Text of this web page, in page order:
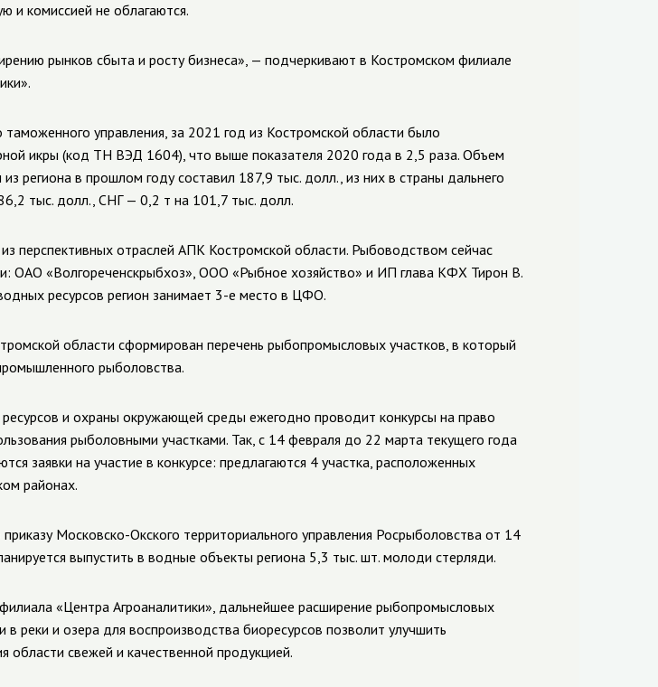
и комиссией не облагаются.
рынков сбыта и росту бизнеса», — подчеркивают в Костромском филиале
управления, за 2021 год из Костромской области было
икры (код ТН ВЭД 1604), что выше показателя 2020 года в 2,5 раза. Объем
региона в прошлом году составил 187,9 тыс. долл., из них в страны дальнего
тыс. долл., СНГ — 0,2 т на 101,7 тыс. долл.
перспективных отраслей АПК Костромской области. Рыбоводством сейчас
ОАО «Волгореченскрыбхоз», ООО «Рыбное хозяйство» и ИП глава КФХ Тирон В.
ресурсов регион занимает 3-е место в ЦФО.
области сформирован перечень рыбопромысловых участков, в который
рыболовства.
и охраны окружающей среды ежегодно проводит конкурсы на право
рыболовными участками. Так, с 14 февраля до 22 марта текущего года
заявки на участие в конкурсе: предлагаются 4 участка, расположенных
районах.
Московско-Окского территориального управления Росрыболовства от 14
выпустить в водные объекты региона 5,3 тыс. шт. молоди стерляди.
«Центра Агроаналитики», дальнейшее расширение рыбопромысловых
в реки и озера для воспроизводства биоресурсов позволит улучшить
области свежей и качественной продукцией.